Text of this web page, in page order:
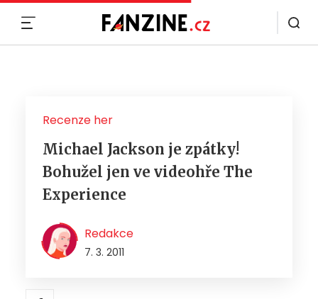
Recenze her
Michael Jackson je zpátky!
Bohužel jen ve videohře The
Experience
Redakce
7. 3. 2011